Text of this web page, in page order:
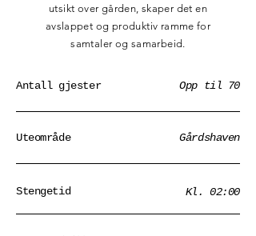
utsikt over gården, skaper det en
avslappet og produktiv ramme for
samtaler og samarbeid.
Antall gjester Opp til 70
Uteområde Gårdshaven
Stengetid Kl. 02:00